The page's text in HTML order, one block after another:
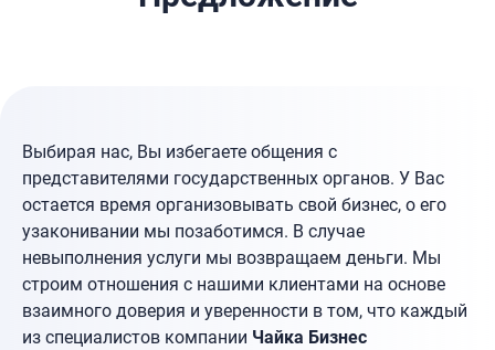
Выбирая нас, Вы избегаете общения с
представителями государственных органов. У Вас
остается время организовывать свой бизнес, о его
узаконивании мы позаботимся. В случае
невыполнения услуги мы возвращаем деньги. Мы
строим отношения с нашими клиентами на основе
взаимного доверия и уверенности в том, что каждый
из специалистов компании Чайка Бизнес